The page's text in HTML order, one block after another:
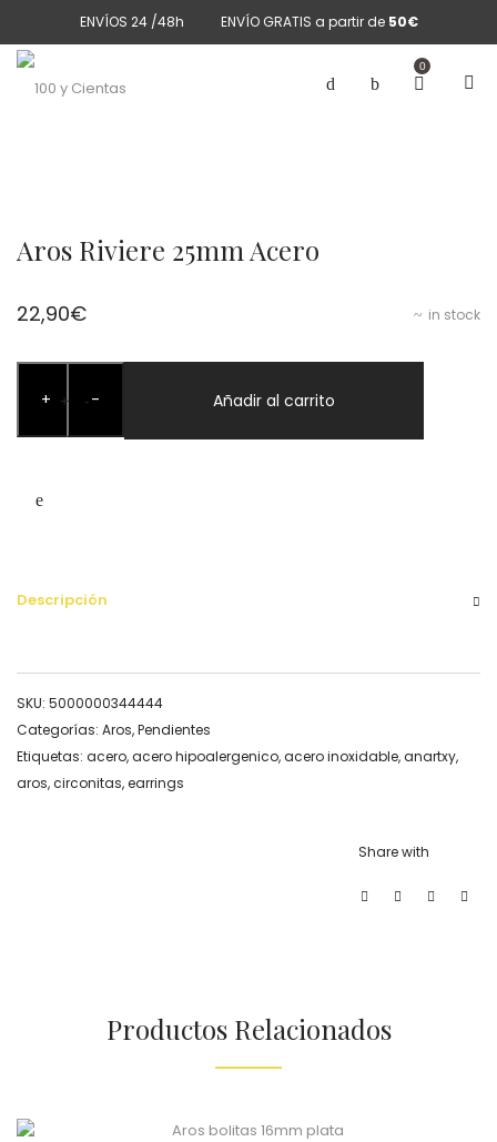
ENVÍOS 24 /48h ENVÍO GRATIS a partir de 50€
0
Aros Riviere 25mm Acero
in stock
22,90€
+ -Riviere
+ - Añadir al carrito
Descripción
SKU: 5000000344444
Categorías: Aros,Pendientes
Etiquetas: acero,acero hipoalergenico,acero inoxidable,anartxy,
aros,circonitas,earrings
Share with
Productos Relacionados